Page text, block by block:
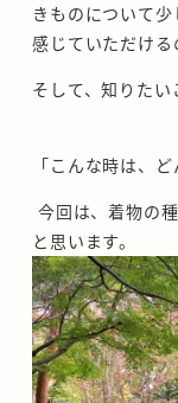
きものについて
感じていただける
そして、知りたい
「こんな時は、
今回は、着物の
と思います。